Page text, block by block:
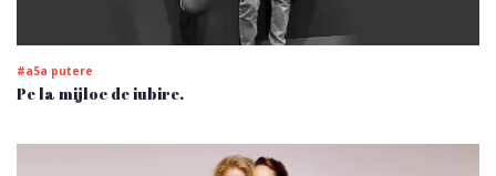
#a5a putere
Pe la mijloc de iubire.